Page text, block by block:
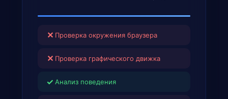
✕ Проверка окружения браузера
✕ Проверка графического движка
✓ Анализ поведения